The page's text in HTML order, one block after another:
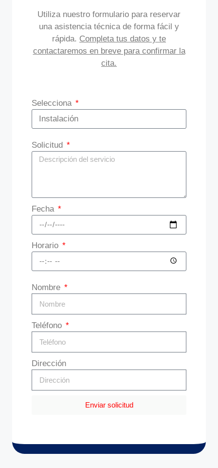
Utiliza nuestro formulario para reservar
una asistencia técnica de forma fácil y
rápida. Completa tus datos y te
contactaremos en breve para confirmar la
cita.
Selecciona
Solicitud
Fecha
Horario
Nombre
Teléfono
Dirección
Enviar solicitud